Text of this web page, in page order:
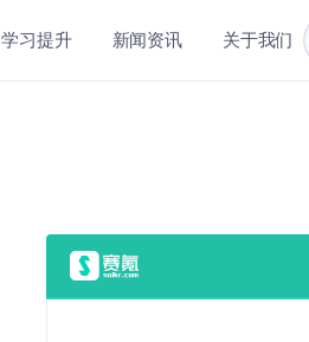
学习提升 新闻资讯 关于我们